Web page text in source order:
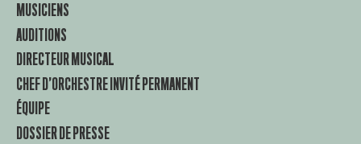
MUSICIENS
AUDITIONS
DIRECTEUR MUSICAL
CHEF D’ORCHESTRE INVITÉ PERMANENT
ÉQUIPE
DOSSIER DE PRESSE